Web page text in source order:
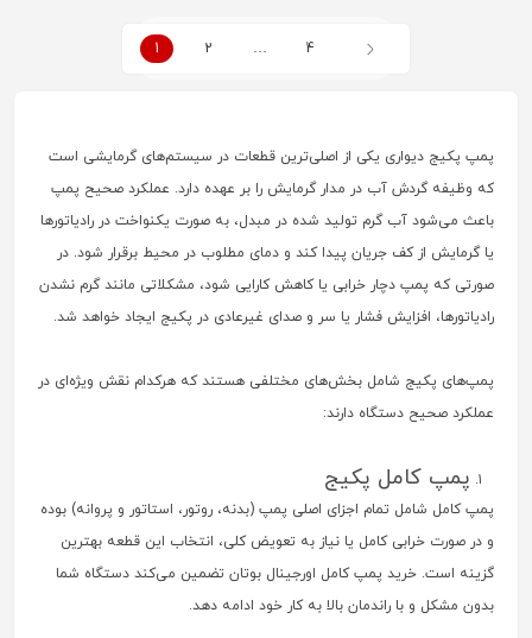
1 2 … 4
پمپ پکیج دیواری یکی از اصلی‌ترین قطعات در سیستم‌های گرمایشی است
که وظیفه گردش آب در مدار گرمایش را بر عهده دارد. عملکرد صحیح پمپ
باعث می‌شود آب گرم تولید شده در مبدل، به صورت یکنواخت در رادیاتورها
یا گرمایش از کف جریان پیدا کند و دمای مطلوب در محیط برقرار شود. در
صورتی که پمپ دچار خرابی یا کاهش کارایی شود، مشکلاتی مانند گرم نشدن
رادیاتورها، افزایش فشار یا سر و صدای غیرعادی در پکیج ایجاد خواهد شد.
پمپ‌های پکیج شامل بخش‌های مختلفی هستند که هرکدام نقش ویژه‌ای در
عملکرد صحیح دستگاه دارند:
پمپ کامل پکیج
پمپ کامل شامل تمام اجزای اصلی پمپ (بدنه، روتور، استاتور و پروانه) بوده
و در صورت خرابی کامل یا نیاز به تعویض کلی، انتخاب این قطعه بهترین
گزینه است. خرید پمپ کامل اورجینال بوتان تضمین می‌کند دستگاه شما
بدون مشکل و با راندمان بالا به کار خود ادامه دهد.